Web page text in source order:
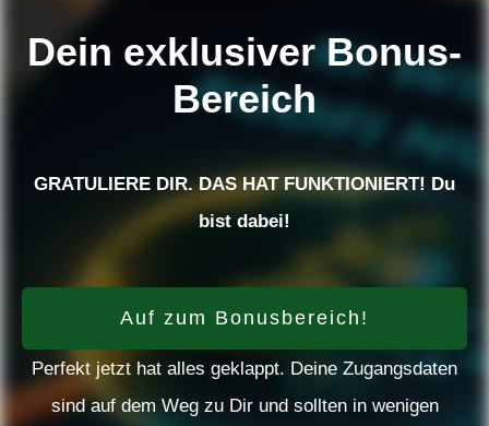
Dein exklusiver Bonus-
Bereich
GRATULIERE DIR. DAS HAT FUNKTIONIERT! Du
bist dabei!
Auf zum Bonusbereich!
Perfekt jetzt hat alles geklappt. Deine Zugangsdaten
sind auf dem Weg zu Dir und sollten in wenigen